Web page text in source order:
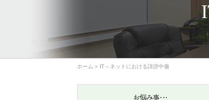
ホーム IT～ネットにおける誹謗中傷